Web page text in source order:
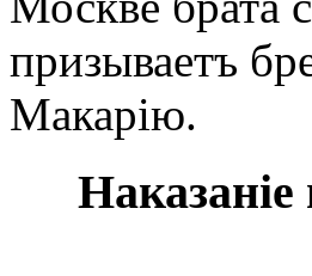
призываетъ
Макарію.